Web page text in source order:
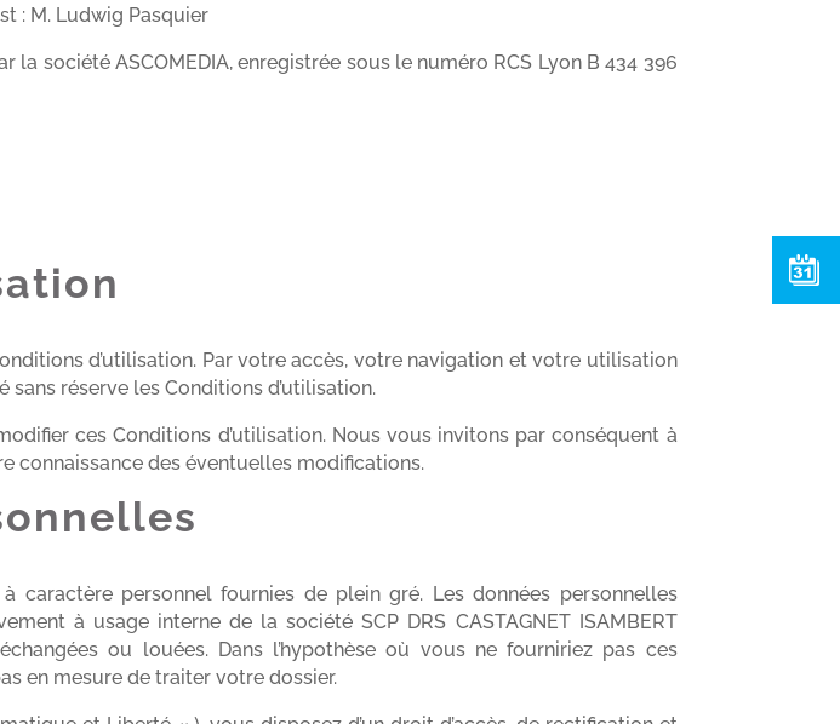
: M. Ludwig Pasquier
la société ASCOMEDIA, enregistrée sous le numéro RCS Lyon B 434 396
d’utilisation. Par votre accès, votre navigation et votre utilisation
réserve les Conditions d’utilisation.
ces Conditions d’utilisation. Nous vous invitons par conséquent à
connaissance des éventuelles modifications.
caractère personnel fournies de plein gré. Les données personnelles
à usage interne de la société SCP DRS CASTAGNET ISAMBERT
ou louées. Dans l’hypothèse où vous ne fourniriez pas ces
en mesure de traiter votre dossier.